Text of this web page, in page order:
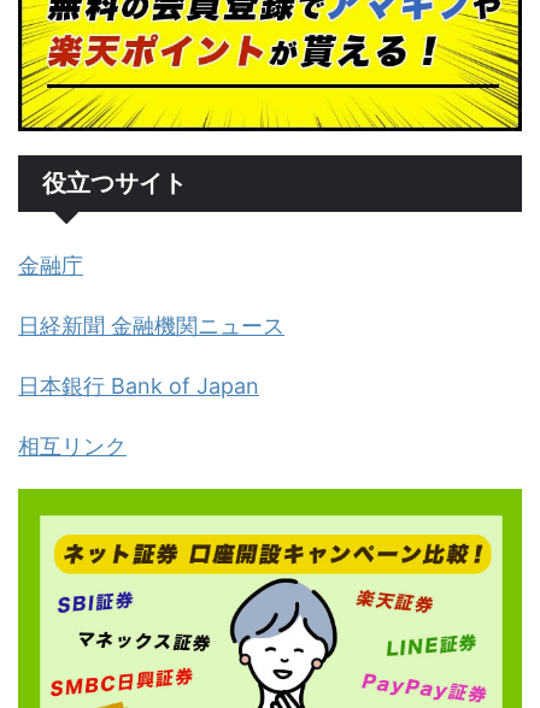
役立つサイト
金融庁
日経新聞 金融機関ニュース
日本銀行 Bank of Japan
相互リンク